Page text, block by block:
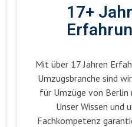
17+
Mit über 17 Jahren
Umzugsbranche sind
für Umzüge von Berlin
Unser Wissen und
Fachkompetenz